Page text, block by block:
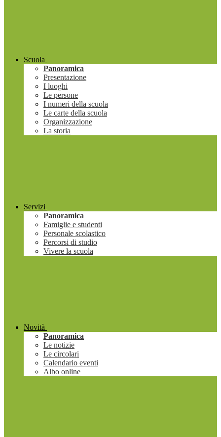
Scuola
Panoramica
Presentazione
I luoghi
Le persone
I numeri della scuola
Le carte della scuola
Organizzazione
La storia
Servizi
Panoramica
Famiglie e studenti
Personale scolastico
Percorsi di studio
Vivere la scuola
Novità
Panoramica
Le notizie
Le circolari
Calendario eventi
Albo online